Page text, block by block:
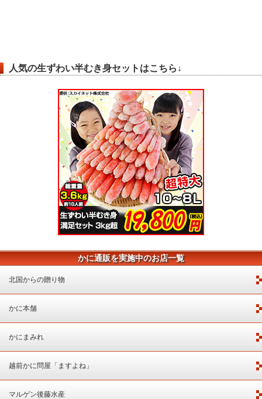
人気の生ずわい半むき身セットはこちら↓
かに通販を実施中のお店一覧
北国からの贈り物
かに本舗
かにまみれ
越前かに問屋「ますよね」
マルゲン後藤水産